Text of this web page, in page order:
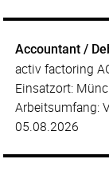
Accountant /
activ factoring
Einsatzort:
Arbeitsumfang:
05.08.2026